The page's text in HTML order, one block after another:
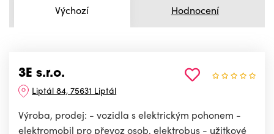
Výchozí Hodnocení
3E s.r.o.
Liptál 84, 75631 Liptál
Výroba, prodej: - vozidla s elektrickým pohonem -
elektromobil pro převoz osob, elektrobus - užitkové